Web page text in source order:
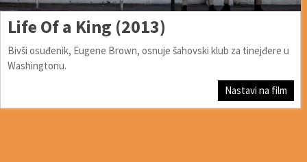
Life Of a King (2013)
Bivši osuđenik, Eugene Brown, osnuje šahovski klub za tinejđere u
Washingtonu.
Nastavi na film